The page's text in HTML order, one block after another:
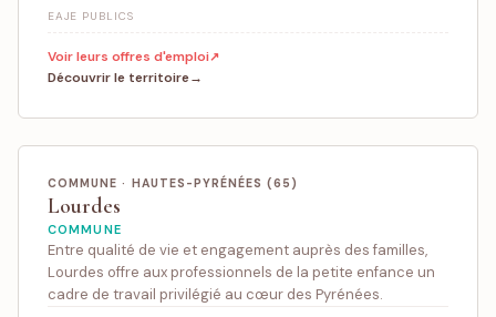
EAJE PUBLICS
Voir leurs offres d'emploi
Découvrir le territoire
COMMUNE · HAUTES-PYRÉNÉES (65)
Lourdes
COMMUNE
Entre qualité de vie et engagement auprès des familles,
Lourdes offre aux professionnels de la petite enfance un
cadre de travail privilégié au cœur des Pyrénées.